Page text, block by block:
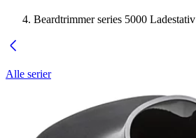
Beardtrimmer series 5000 Ladestativ
Alle serier